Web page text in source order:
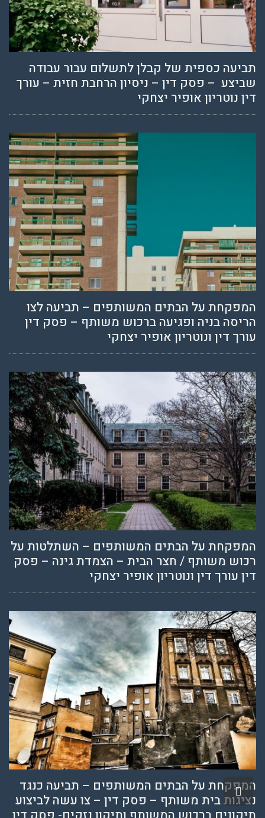
תביעה כספית של קבלן לתשלום עבור עבודה
שביצע – פסק דין – ניסיון הרחבת חזית – עורך
דין נוטריון אופיר יצחקי
המפקחת על הבתים המשותפים – תביעה לצו
הריסה בניה ופגיעה ברכוש משותף – פסק דין
עורך דין ונוטריון אופיר יצחקי
המפקחת על הבתים המשותפים – השתלטות על
רכוש משותף / חצר הבית – הצמדת גינה – פסק
דין עורך דין ונוטריון אופיר יצחקי
המפקחת על הבתים המשותפים – תביעה כנגד
נציגות בית משותף – פסק דין – צו עשה לביצוע
גלילה
לראש
העמוד